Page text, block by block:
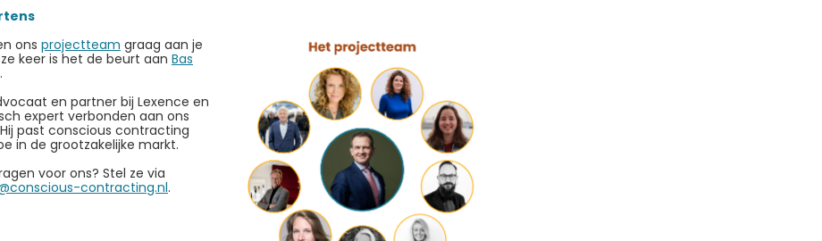
ons projectteam graag aan je
keer is het de beurt aan Bas
.
en partner bij Lexence en
expert verbonden aan ons
past conscious contracting
in de grootzakelijke markt.
voor ons? Stel ze via
contracting.nl.